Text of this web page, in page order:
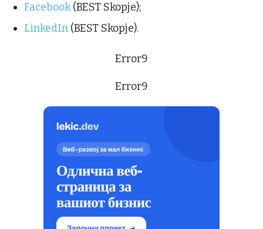
Facebook(BEST Skopje);
LinkedIn (BEST Skopje).
Error9
Error9